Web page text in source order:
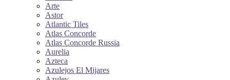
Arte
Astor
Atlantic Tiles
Atlas Concorde
Atlas Concorde Russia
Aurelia
Azteca
Azulejos El Mijares